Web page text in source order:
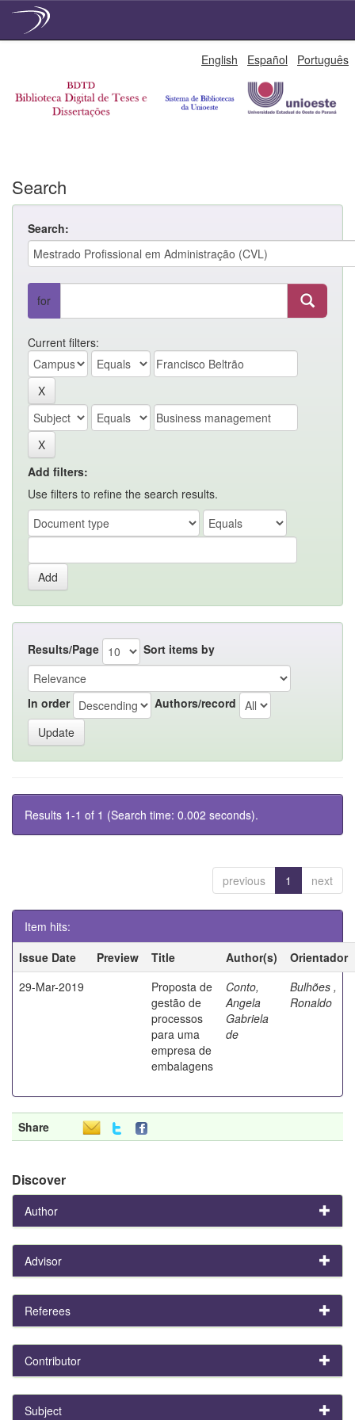
English Español Português
Search
Search:
for
Current filters:
Add filters:
Use filters to refine the search results.
Results/Page Sort items by
In order Authors/record
Results 1-1 of 1 (Search time: 0.002 seconds).
previous 1 next
Item hits:
Issue Date
Preview Title Author(s)
Orientador
29-Mar-2019
Proposta de
gestão de
processos
para uma
empresa de
embalagens
Conto,
Angela
Gabriela
de
Bulhões ,
Ronaldo
Share
Discover
Author
Advisor
Referees
Contributor
Subject